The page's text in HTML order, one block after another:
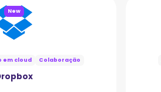
New
em cloud Colaboração